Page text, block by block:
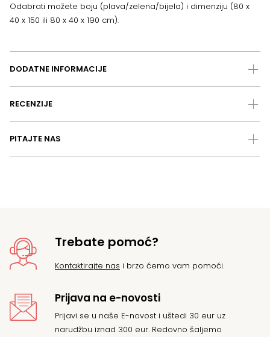
Odabrati možete boju (plava/zelena/bijela) i dimenziju (80 x
40 x 150 ili 80 x 40 x 190 cm).
DODATNE INFORMACIJE
RECENZIJE
PITAJTE NAS
Trebate pomoć?
Kontaktirajte nas i brzo ćemo vam pomoći.
Prijava na e-novosti
Prijavi se u naše E-novost i uštedi 30 eur uz
narudžbu iznad 300 eur. Redovno šaljemo